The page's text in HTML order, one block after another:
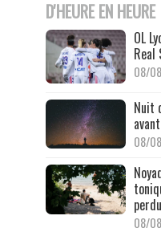
D'HEURE EN HEURE
OL
Real
08/
Nuit
08/
08/